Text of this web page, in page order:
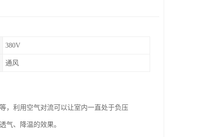
380V
通风
，利用空气对流可以让室内一直处于负压
气、降温的效果。